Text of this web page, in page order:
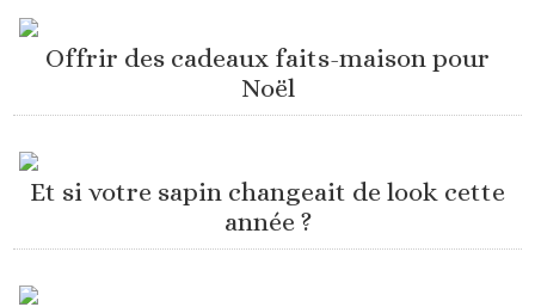
Offrir des cadeaux faits-maison pour
Noël
Et si votre sapin changeait de look cette
année ?